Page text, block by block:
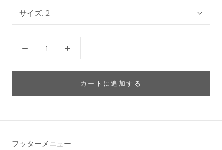
サイズ: 2
カートに追加する
フッターメニュー